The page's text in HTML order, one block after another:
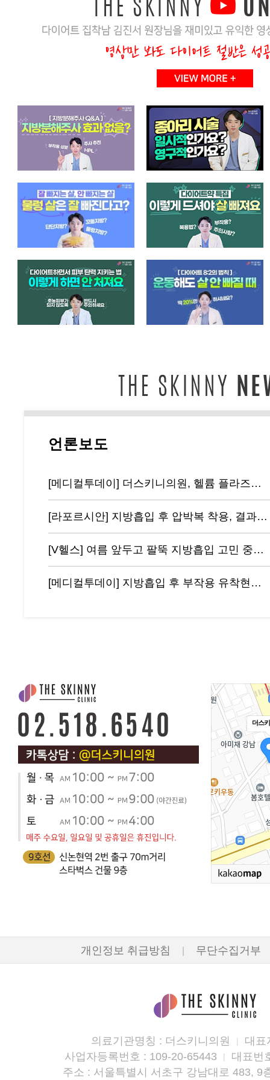
언론보도
[메디컬투데이] 더스키니의원, 헬륨 플라즈마 기반 리뉴비온 도입
[라포르시안] 지방흡입 후 압박복 착용, 결과에 영향 주지 않아...통증…
[V헬스] 여름 앞두고 팔뚝 지방흡입 고민 중이라면 '이것' 주의해야
[메디컬투데이] 지방흡입 후 부작용 유착현상인 ‘바이오본드’ 개선하려면?
더스
개인정보 취급방침 무단수집거부
의료기관명칭 : 더스키니의원 |
대표
사업자등록번호 : 109-20-65443
|
대표번
주소 : 서울특별시 서초구 강남대로 483, 9